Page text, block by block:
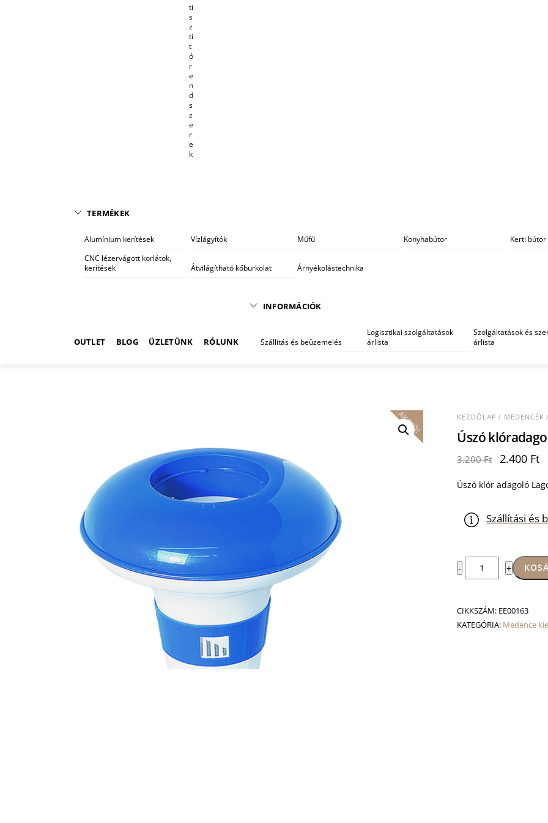
ti
s
z
tí
t
ó
r
e
n
d
s
z
e
r
e
k
TERMÉKEK
Alumínium kerítések Vízlágyítók Műfű Konyhabútor Kerti bútor
CNC lézervágott korlátok,
kerítések
Átvilágítható kőburkolat Árnyékolástechnika
OUTLET BLOG ÜZLETÜNK RÓLUNK
INFORMÁCIÓK
Szállítás és beüzemelés
Logisztikai szolgáltatások
árlista
Szolgáltatások és
árlista
AKCIÓ! KEZDŐLAP / MEDENCÉK /
Úszó
3.200Ft
Original
was:
2.400 Ft
Úszó klór adagoló
Szállítási és
-
Úszó
klóradagoló
+
CIKKSZÁM: EE00163
KATEGÓRIA: Medence